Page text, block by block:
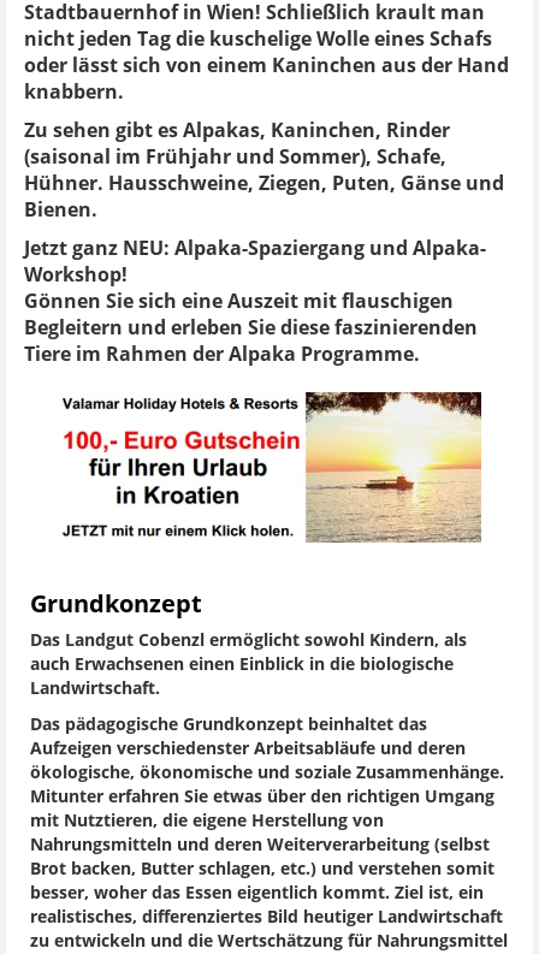
Stadtbauernhof in Wien! Schließlich krault man
nicht jeden Tag die kuschelige Wolle eines Schafs
oder lässt sich von einem Kaninchen aus der Hand
knabbern.
Zu sehen gibt es Alpakas, Kaninchen, Rinder
(saisonal im Frühjahr und Sommer), Schafe,
Hühner. Hausschweine, Ziegen, Puten, Gänse und
Bienen.
Jetzt ganz NEU: Alpaka-Spaziergang und Alpaka-
Workshop!
Gönnen Sie sich eine Auszeit mit flauschigen
Begleitern und erleben Sie diese faszinierenden
Tiere im Rahmen der Alpaka Programme.
Grundkonzept
Das Landgut Cobenzl ermöglicht sowohl Kindern, als
auch Erwachsenen einen Einblick in die biologische
Landwirtschaft.
Das pädagogische Grundkonzept beinhaltet das
Aufzeigen verschiedenster Arbeitsabläufe und deren
ökologische, ökonomische und soziale Zusammenhänge.
Mitunter erfahren Sie etwas über den richtigen Umgang
mit Nutztieren, die eigene Herstellung von
Nahrungsmitteln und deren Weiterverarbeitung (selbst
Brot backen, Butter schlagen, etc.) und verstehen somit
besser, woher das Essen eigentlich kommt. Ziel ist, ein
realistisches, differenziertes Bild heutiger Landwirtschaft
zu entwickeln und die Wertschätzung für Nahrungsmittel